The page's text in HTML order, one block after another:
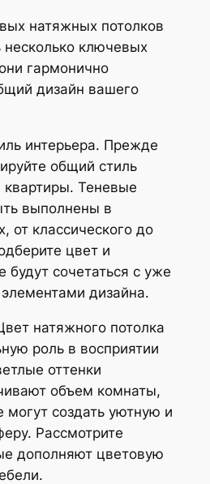
натяжных потолков
ключевых
гармонично
дизайн вашего
интерьера. Прежде
общий стиль
Теневые
выполнены в
от классического до
цвет и
будут сочетаться с уже
дизайна.
натяжного потолка
роль в восприятии
оттенки
объем комнаты,
могут создать уютную и
Рассмотрите
дополняют цветовую